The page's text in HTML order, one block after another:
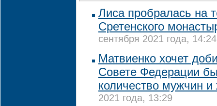
Лиса пробралась на
Сретенского
сентября 2021 года, 14:24
Матвиенко хочет
Совете Федерации
количество мужчин
2021 года, 13:29